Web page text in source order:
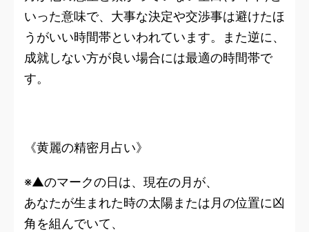
いった意味で、大事な決定や交渉事は避けたほ
うがいい時間帯といわれています。また逆に、
成就しない方が良い場合には最適の時間帯で
す。
《黄麗の精密月占い》
※▲のマークの日は、現在の月が、
あなたが生まれた時の太陽または月の位置に凶
角を組んでいて、